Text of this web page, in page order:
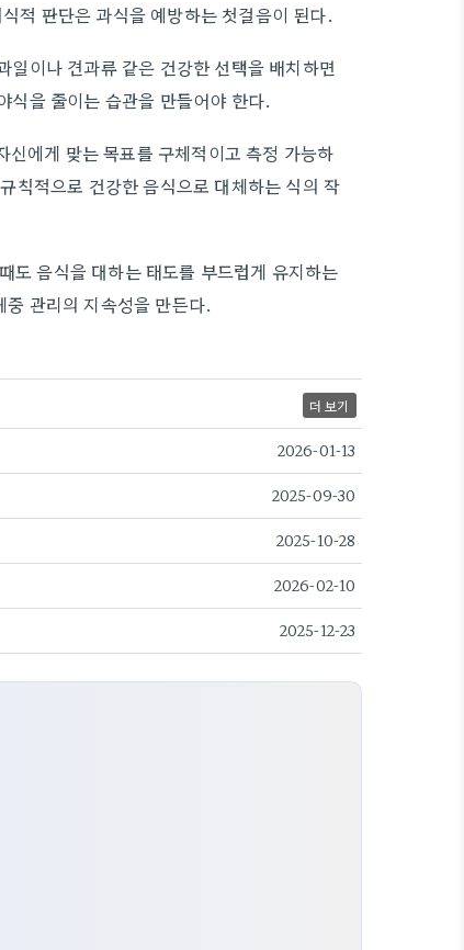
적 판단은 과식을 예방하는 첫걸음이 된다.
이나 견과류 같은 건강한 선택을 배치하면
식을 줄이는 습관을 만들어야 한다.
에게 맞는 목표를 구체적이고 측정 가능하
칙적으로 건강한 음식으로 대체하는 식의 작
도 음식을 대하는 태도를 부드럽게 유지하는
관리의 지속성을 만든다.
더 보기
2026-01-13
2025-09-30
2025-10-28
2026-02-10
2025-12-23